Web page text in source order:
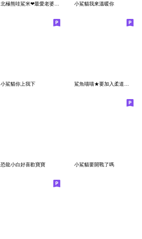
小鯊貓我來溫暖你
小鯊貓你上我下 鯊魚喵喵★要加入柔道社嗎?
恐龍小白好喜歡寶寶 小鯊貓要開戰了嗎